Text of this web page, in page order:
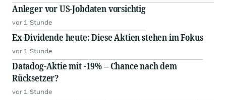
Anleger vor US-Jobdaten vorsichtig
vor 1 Stunde
Ex-Dividende heute: Diese Aktien stehen im Fokus
vor 1 Stunde
Datadog-Aktie mit -19% – Chance nach dem
Rücksetzer?
vor 1 Stunde